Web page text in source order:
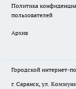
Политика
пользователей
Архив
Городской интернет-
г. Саранск, ул.